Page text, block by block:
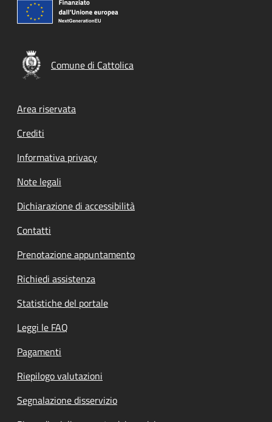
Comune di Cattolica
Footer menu
Area riservata
Crediti
Informativa privacy
Note legali
Dichiarazione di accessibilità
Contatti
Prenotazione appuntamento
Richiedi assistenza
Statistiche del portale
Leggi le FAQ
Pagamenti
Riepilogo valutazioni
Segnalazione disservizio